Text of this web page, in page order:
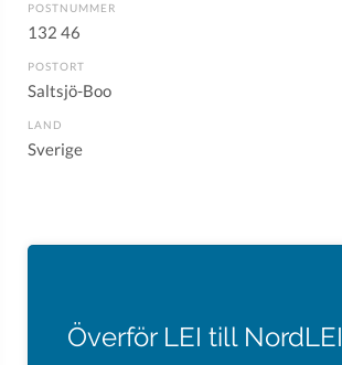
POSTNUMMER
132 46
POSTORT
Saltsjö-Boo
LAND
Sverige
Överför LEI till NordLEI